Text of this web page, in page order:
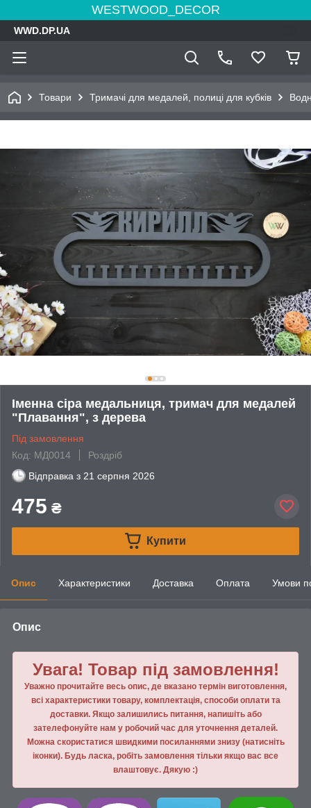
WESTWOOD_DECOR
WWD.DP.UA
Товари Тримачі для медалей, полиці для кубків
Іменна сіра медальниця, тримач для медалей
"Плавання", з дерева
Під замовлення
Код: МД0014
Роздріб
Відправка з 21 серпня 2026
475 ₴
Купити
Опис Характеристики Доставка Оплата Умови
Опис
Увага! Товар під замовлення!
Уважно прочитайте весь опис, де вказано термін виготовлення,
всі характеристики товару, комплектація, способи оплати та
доставки. Якщо залишились питання, напишiть або
зателефонуйте нам у робочий час для уточнення деталей.
Можна скористатися швидкими посиланнями знизу (натисніть
іконки). Будь ласка, робiть замовлення тiльки якщо вас все
влаштовує. Дякую :)